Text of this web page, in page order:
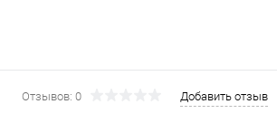
Отзывов: 0 Добавить отзыв